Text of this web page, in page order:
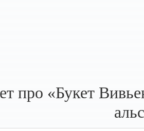
про «Букет